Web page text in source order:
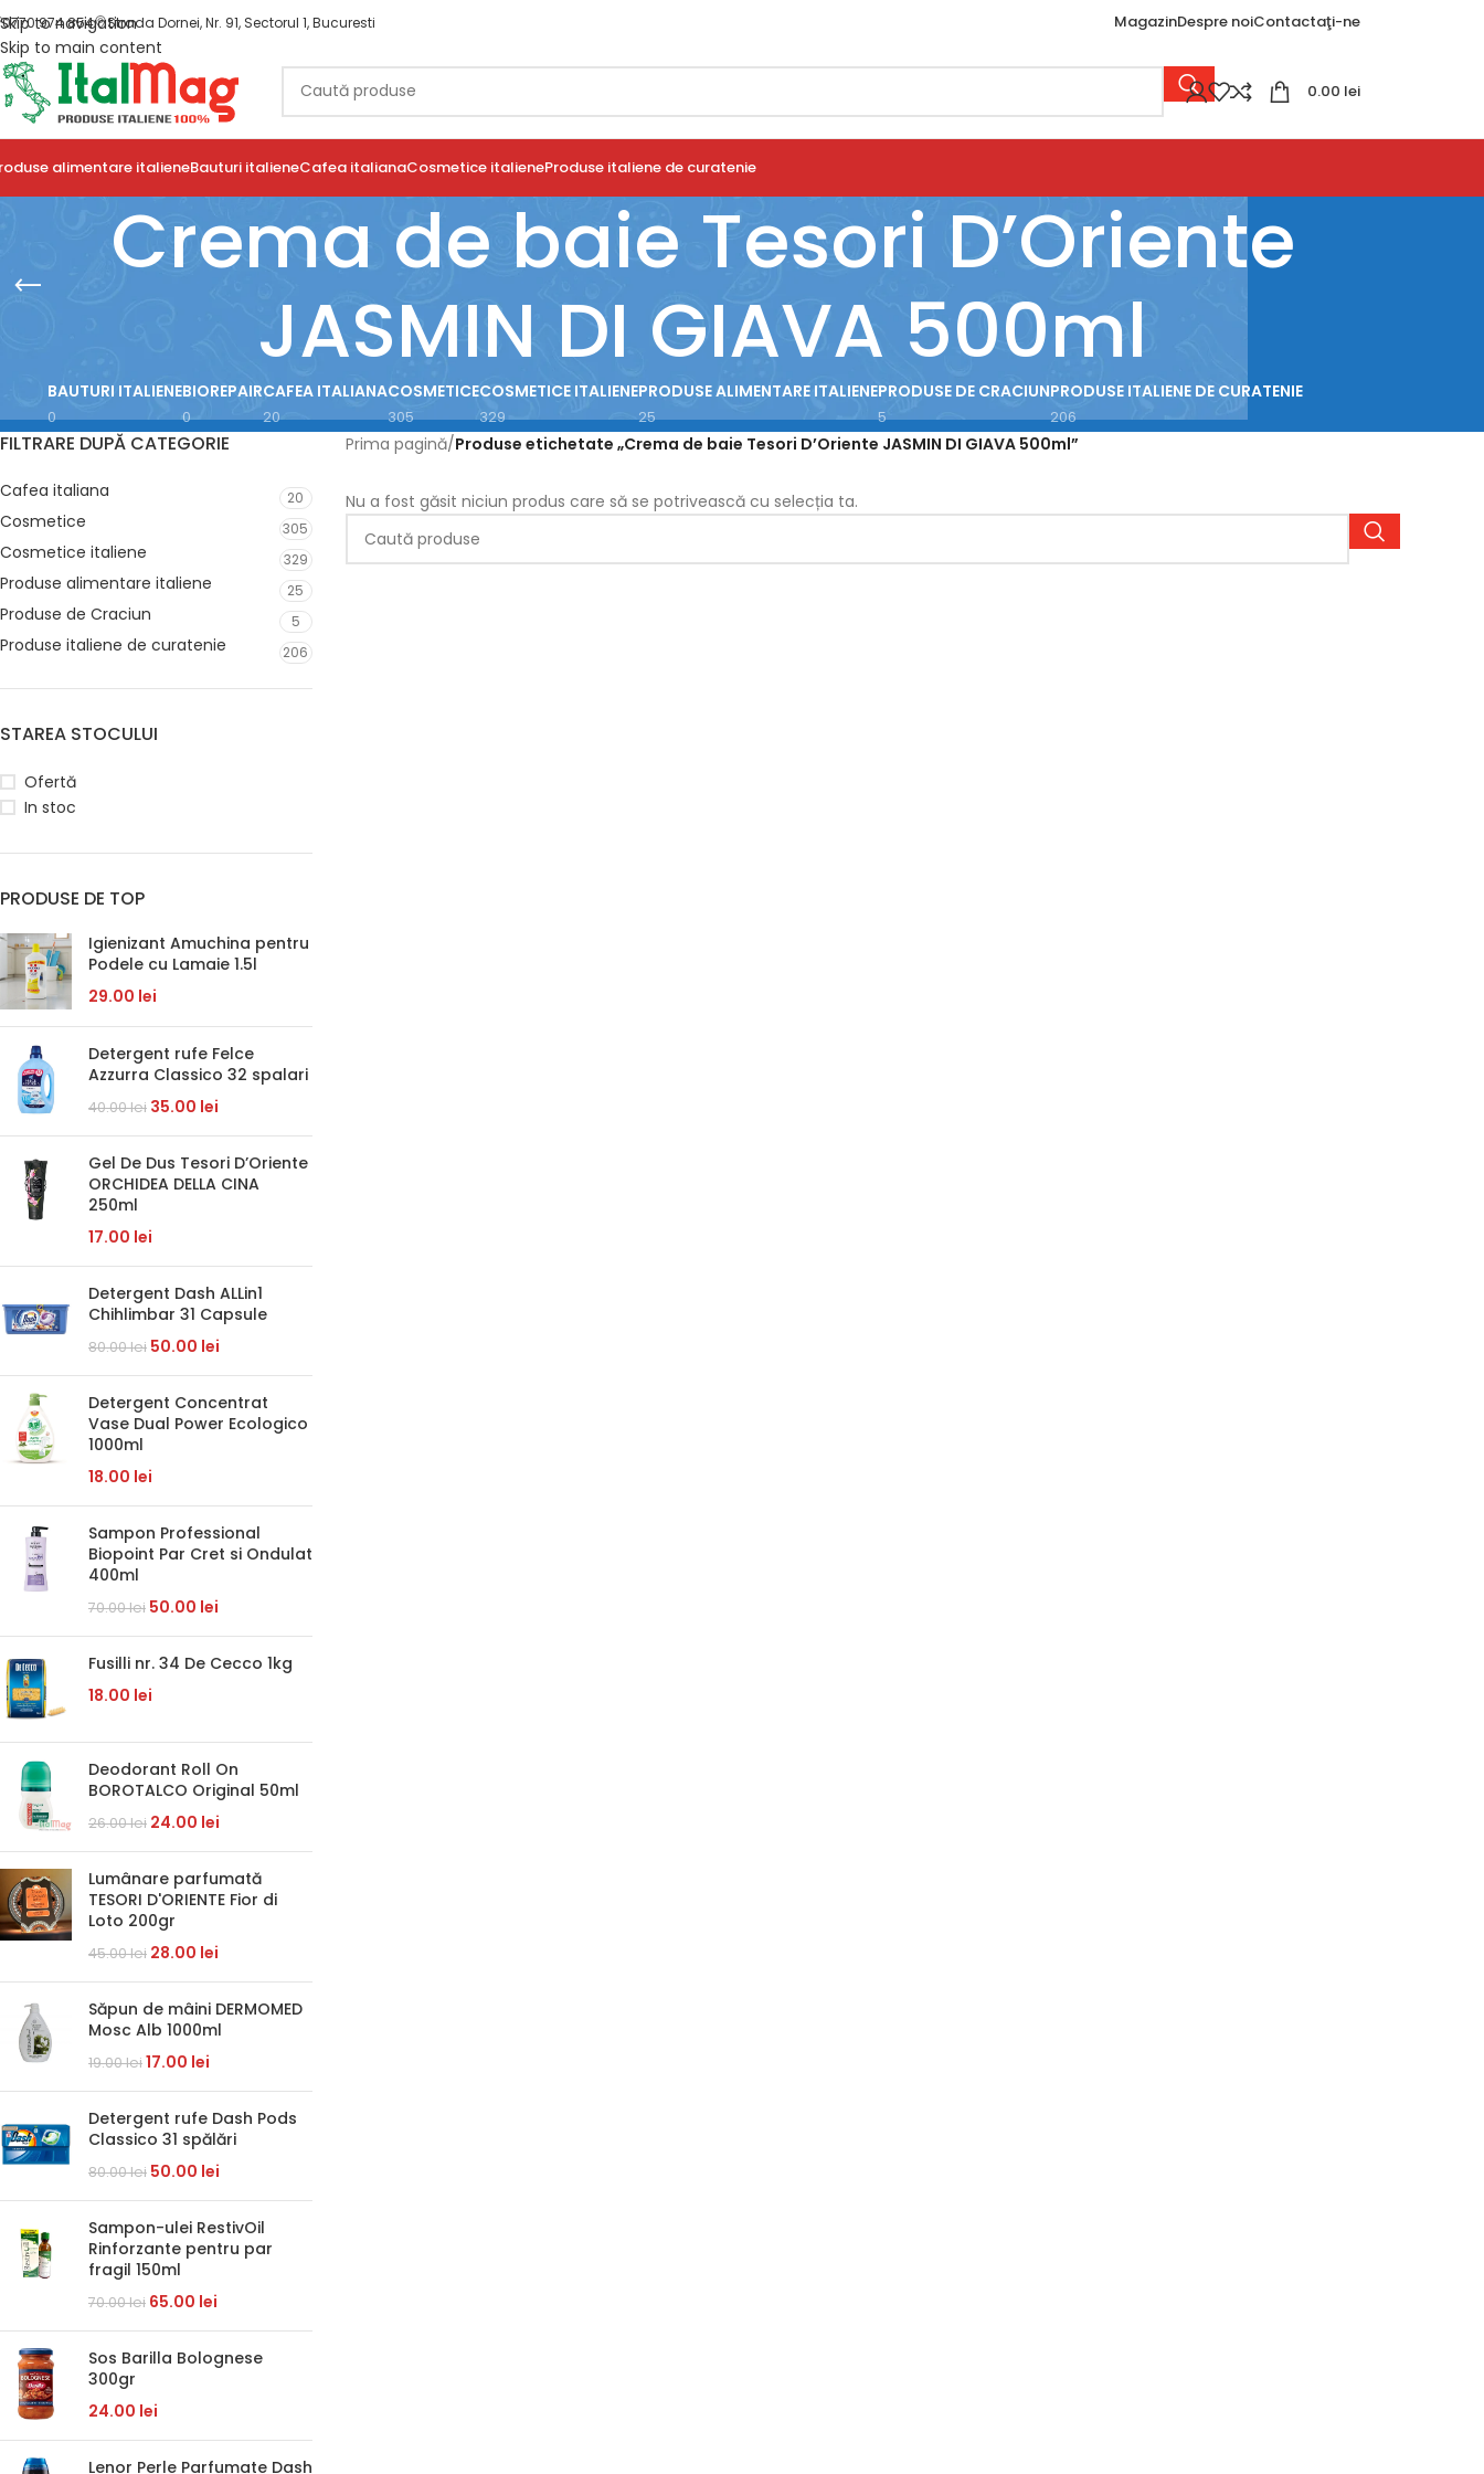
Skip to navigation
Skip to main content
0770 974 854 Strada Dornei, Nr. 91, Sectorul 1, Bucuresti MagazinDespre noiContactaţi-ne
0.00 lei
alimentare italieneBauturi italieneCafea italianaCosmetice italieneProduse italiene de curatenie
Crema de baie Tesori D’Oriente
JASMIN DI GIAVA 500ml
BAUTURI ITALIENE
0
BIOREPAIR
0
CAFEA ITALIANA
20
COSMETICE
305
COSMETICE ITALIENE
329
PRODUSE ALIMENTARE ITALIENE
25
PRODUSE DE CRACIUN
5
PRODUSE ITALIENE DE CURATENIE
206
FILTRARE DUPĂ CATEGORIE
Cafea italiana 20
Cosmetice 305
Cosmetice italiene 329
Produse alimentare italiene 25
Produse de Craciun 5
Produse italiene de curatenie 206
STAREA STOCULUI
Ofertă
In stoc
PRODUSE DE TOP
Igienizant Amuchina pentru
Podele cu Lamaie 1.5l
29.00 lei
Detergent rufe Felce
Azzurra Classico 32 spalari
40.00lei 35.00 lei
Gel De Dus Tesori D’Oriente
ORCHIDEA DELLA CINA
250ml
17.00 lei
Detergent Dash ALLin1
Chihlimbar 31 Capsule
80.00lei 50.00 lei
Detergent Concentrat
Vase Dual Power Ecologico
1000ml
18.00 lei
Sampon Professional
Biopoint Par Cret si Ondulat
400ml
70.00lei 50.00 lei
Fusilli nr. 34 De Cecco 1kg
18.00 lei
Deodorant Roll On
BOROTALCO Original 50ml
26.00lei 24.00 lei
Lumânare parfumată
TESORI D'ORIENTE Fior di
Loto 200gr
45.00lei 28.00 lei
Săpun de mâini DERMOMED
Mosc Alb 1000ml
19.00lei17.00 lei
Detergent rufe Dash Pods
Classico 31 spălări
80.00lei 50.00 lei
Sampon-ulei RestivOil
Rinforzante pentru par
fragil 150ml
70.00lei 65.00 lei
Sos Barilla Bolognese
300gr
24.00 lei
Lenor Perle Parfumate Dash
Prima pagină/Produse etichetate „Crema de baie Tesori D’Oriente JASMIN DI GIAVA 500ml”
Nu a fost găsit niciun produs care să se potrivească cu selecția ta.